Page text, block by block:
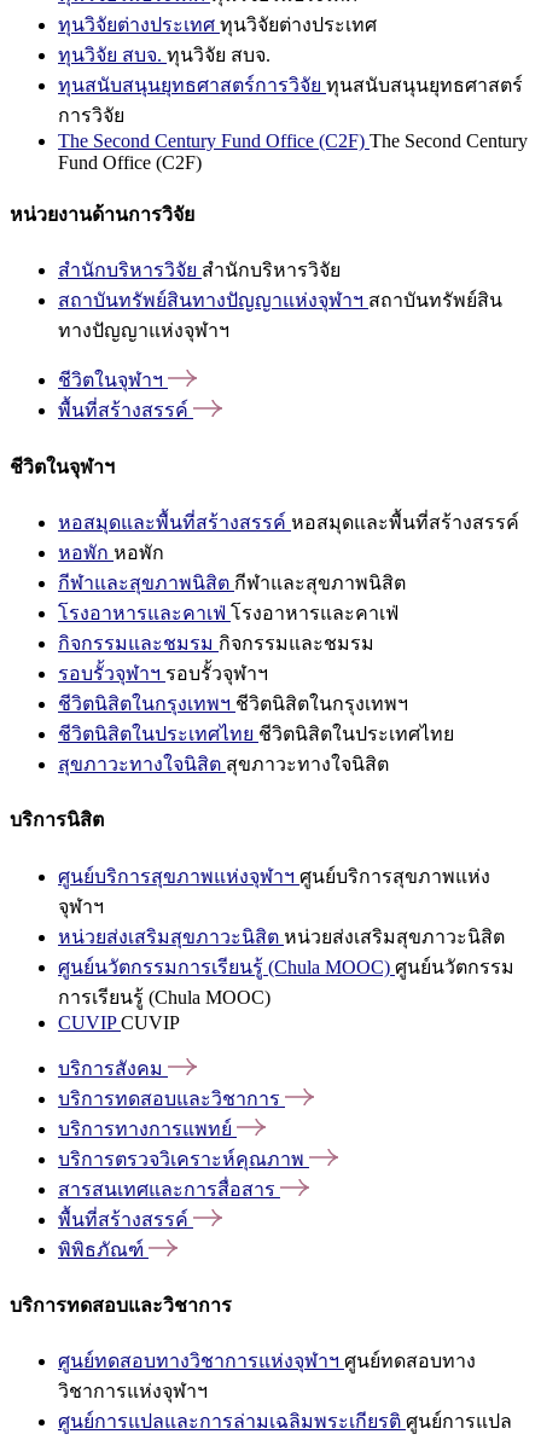
ทุนวิจัยต่างประเทศ ทุนวิจัยต่างประเทศ
ทุนวิจัย สบจ. ทุนวิจัย สบจ.
ทุนสนับสนุนยุทธศาสตร์การวิจัย ทุนสนับสนุนยุทธศาสตร์
การวิจัย
The Second Century Fund Office (C2F) The Second Century
Fund Office (C2F)
หน่วยงานด้านการวิจัย
สำนักบริหารวิจัย สำนักบริหารวิจัย
สถาบันทรัพย์สินทางปัญญาแห่งจุฬาฯ สถาบันทรัพย์สิน
ทางปัญญาแห่งจุฬาฯ
ชีวิตในจุฬาฯ
พื้นที่สร้างสรรค์
ชีวิตในจุฬาฯ
หอสมุดและพื้นที่สร้างสรรค์ หอสมุดและพื้นที่สร้างสรรค์
หอพัก หอพัก
กีฬาและสุขภาพนิสิต กีฬาและสุขภาพนิสิต
โรงอาหารและคาเฟ่ โรงอาหารและคาเฟ่
กิจกรรมและชมรม กิจกรรมและชมรม
รอบรั้วจุฬาฯ รอบรั้วจุฬาฯ
ชีวิตนิสิตในกรุงเทพฯ ชีวิตนิสิตในกรุงเทพฯ
ชีวิตนิสิตในประเทศไทย ชีวิตนิสิตในประเทศไทย
สุขภาวะทางใจนิสิต สุขภาวะทางใจนิสิต
บริการนิสิต
ศูนย์บริการสุขภาพแห่งจุฬาฯ ศูนย์บริการสุขภาพแห่ง
จุฬาฯ
หน่วยส่งเสริมสุขภาวะนิสิต หน่วยส่งเสริมสุขภาวะนิสิต
ศูนย์นวัตกรรมการเรียนรู้ (Chula MOOC) ศูนย์นวัตกรรม
การเรียนรู้ (Chula MOOC)
CUVIPCUVIP
บริการสังคม
บริการทดสอบและวิชาการ
บริการทางการแพทย์
บริการตรวจวิเคราะห์คุณภาพ
สารสนเทศและการสื่อสาร
พื้นที่สร้างสรรค์
พิพิธภัณฑ์
บริการทดสอบและวิชาการ
ศูนย์ทดสอบทางวิชาการแห่งจุฬาฯ ศูนย์ทดสอบทาง
วิชาการแห่งจุฬาฯ
ศูนย์การแปลและการล่ามเฉลิมพระเกียรติ ศูนย์การแปล